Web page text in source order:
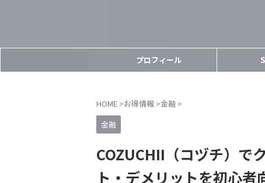
プロフィール
HOME >お得情報 >金融 >
金融
COZUCHII（コヅチ）で
ト・デメリットを初心者